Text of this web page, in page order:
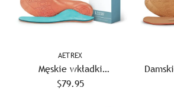
AETREX
Męskie wkładki
ortopedyczne Aetrex L2320
$79.95
wkładki